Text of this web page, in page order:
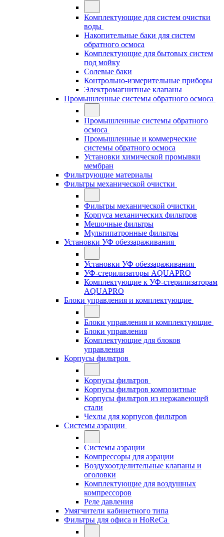
Комплектующие для систем очистки
воды
Накопительные баки для систем
обратного осмоса
Комплектующие для бытовых систем
под мойку
Солевые баки
Контрольно-измерительные приборы
Электромагнитные клапаны
Промышленные системы обратного осмоса
Промышленные системы обратного
осмоса
Промышленные и коммерческие
системы обратного осмоса
Установки химической промывки
мембран
Фильтрующие материалы
Фильтры механической очистки
Фильтры механической очистки
Корпуса механических фильтров
Мешочные фильтры
Мультипатронные фильтры
Установки УФ обеззараживания
Установки УФ обеззараживания
УФ-стерилизаторы AQUAPRO
Комплектующие к УФ-стерилизаторам
AQUAPRO
Блоки управления и комплектующие
Блоки управления и комплектующие
Блоки управления
Комплектующие для блоков
управления
Корпусы фильтров
Корпусы фильтров
Корпусы фильтров композитные
Корпусы фильтров из нержавеющей
стали
Чехлы для корпусов фильтров
Системы аэрации
Системы аэрации
Компрессоры для аэрации
Воздухоотделительные клапаны и
оголовки
Комплектующие для воздушных
компрессоров
Реле давления
Умягчители кабинетного типа
Фильтры для офиса и HoReCa